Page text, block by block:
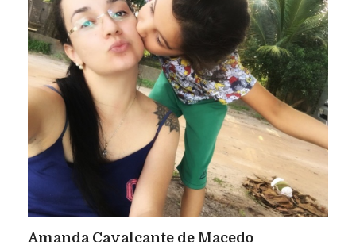
Amanda Cavalcante de Macedo